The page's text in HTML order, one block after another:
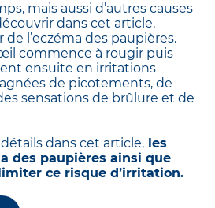
mais aussi d’autres causes
dans cet article,
l’eczéma des paupières.
commence à rougir puis
ensuite en irritations
de picotements, de
sensations de brûlure et de
dans cet article, les
des paupières ainsi que
ce risque d’irritation.